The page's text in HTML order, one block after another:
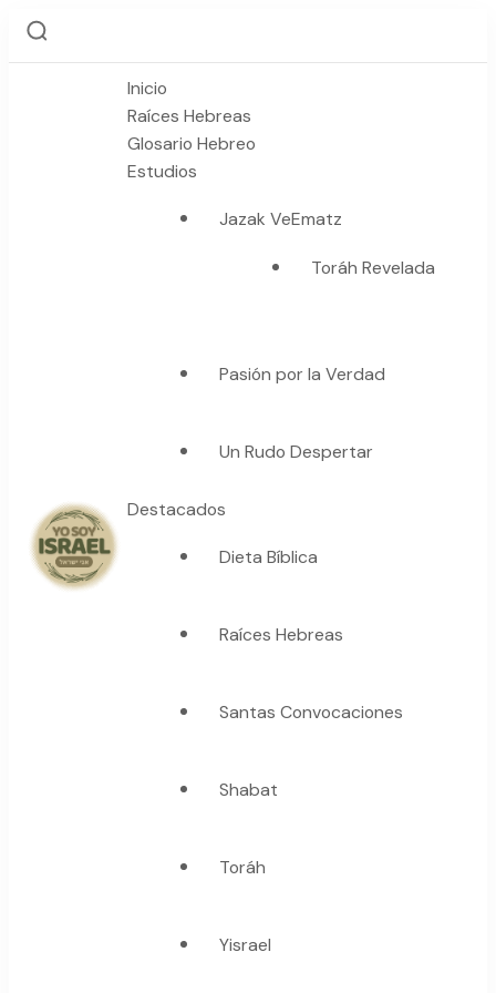
"La suma de tu palabra, es verdad"
Inicio
Raíces Hebreas
Glosario Hebreo
Estudios
Jazak VeEmatz
Toráh Revelada
Pasión por la Verdad
Un Rudo Despertar
Destacados
Dieta Bíblica
Raíces Hebreas
Santas Convocaciones
Shabat
Toráh
Yisrael